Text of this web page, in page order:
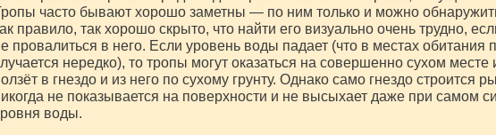
часто бывают хорошо заметны — по ним только и можно
правило, так хорошо скрыто, что найти его визуально очень трудно,
провалиться в него. Если уровень воды падает (что в местах обитания
нередко), то тропы могут оказаться на совершенно сухом месте
в гнездо и из него по сухому грунту. Однако само гнездо строится
не показывается на поверхности и не высыхает даже при самом
воды.